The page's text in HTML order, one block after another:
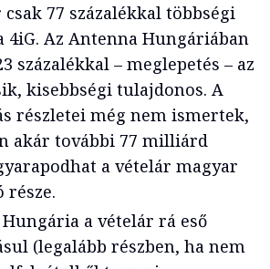
77 százalékkal többségi
4iG. Az Antenna Hungáriában
százalékkal – meglepetés – az
kisebbségi tulajdonos. A
részletei még nem ismertek,
akár további 77 milliárd
a vételár magyar
része.
a vételár rá eső
(legalább részben, ha nem